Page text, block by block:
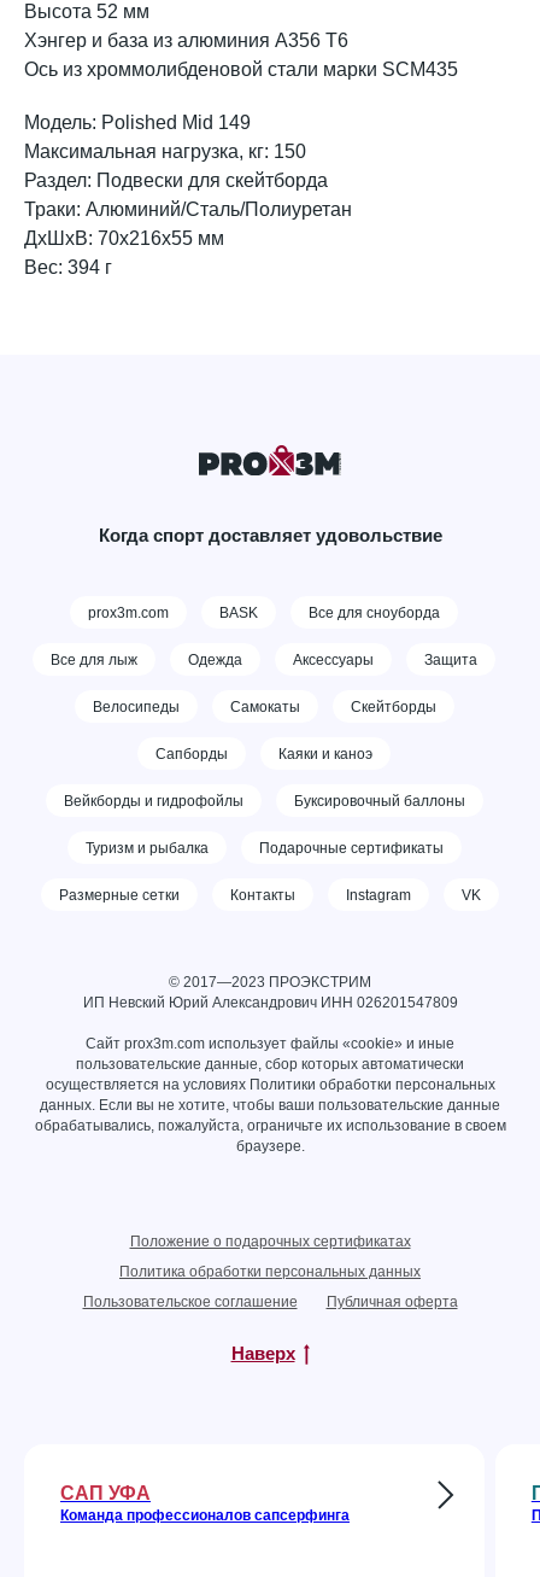
Высота 52 мм
Хэнгер и база из алюминия A356 T6
Ось из хроммолибденовой стали марки SCM435
Модель: Polished Mid 149
Максимальная нагрузка, кг: 150
Раздел: Подвески для скейтборда
Траки: Алюминий/Сталь/Полиуретан
ДxШxВ: 70x216x55 мм
Вес: 394 г
Когда спорт доставляет удовольствие
prox3m.com BASK Все для сноуборда
Все для лыж Одежда Аксессуары Защита
Велосипеды Самокаты Скейтборды
Сапборды Каяки и каноэ
Вейкборды и гидрофойлы Буксировочный баллоны
Туризм и рыбалка Подарочные сертификаты
Размерные сетки Контакты Instagram VK
© 2017—2023 ПРОЭКСТРИМ
ИП Невский Юрий Александрович ИНН 026201547809
Сайт prox3m.com использует файлы «cookie» и иные
пользовательские данные, сбор которых автоматически
осуществляется на условиях Политики обработки персональных
данных. Если вы не хотите, чтобы ваши пользовательские данные
обрабатывались, пожалуйста, ограничьте их использование в своем
браузере.
Положение о подарочных сертификатах
Политика обработки персональных данных
Пользовательское соглашение
Публичная оферта
Наверх
САП УФА
Команда профессионалов сапсерфинга